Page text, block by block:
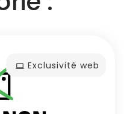
Exclusivité web